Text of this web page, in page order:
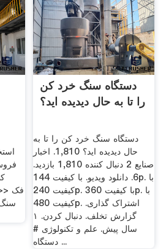
سنگ
دستگاه سنگ خرد کن
را تا به حال دیدیده اید؟
دستگاه سنگ خرد کن را تا به
حال دیدیده اید؟ 1,810. اخبار
صنایع 2 دنبال‌ کننده 1,810 بازدید.
6. دانلود ویدیو. با کیفیت 144p. با
کیفیت 240p. با کیفیت 360p. با
کیفیت 480p. اشتراک گذاری.
گزارش تخلف. دنبال کردن. ۱
سال پیش. علم و تکنولوژی #
دستگاه ...